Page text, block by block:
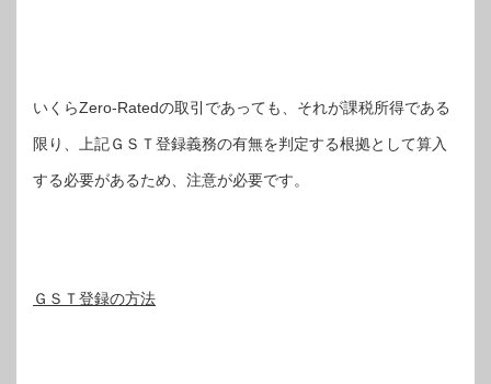
いくらZero-Ratedの取引であっても、それが課税所得である
限り、上記ＧＳＴ登録義務の有無を判定する根拠として算入
する必要があるため、注意が必要です。
ＧＳＴ登録の方法